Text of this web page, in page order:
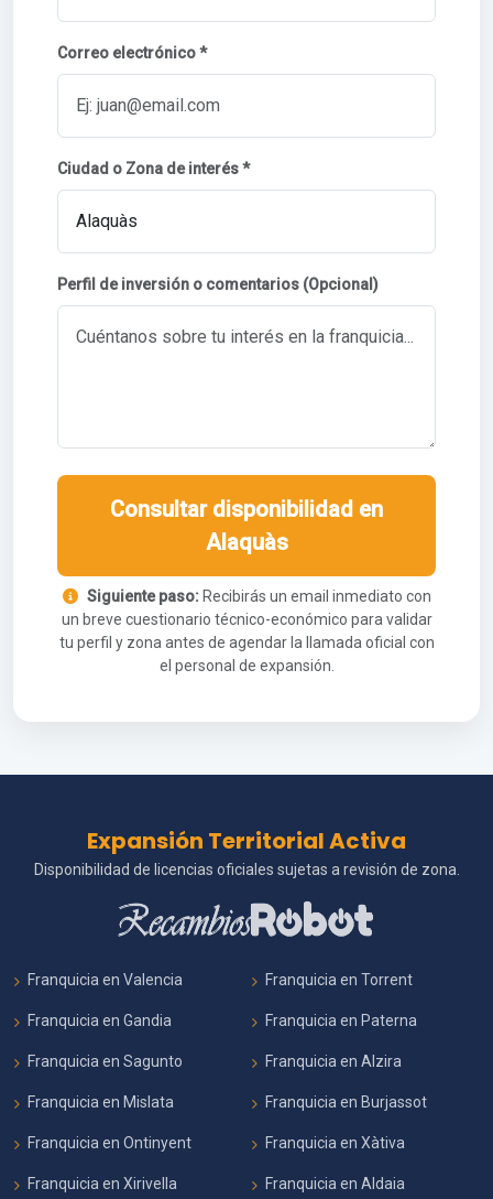
Correo electrónico *
Ciudad o Zona de interés *
Perfil de inversión o comentarios (Opcional)
Consultar disponibilidad en
Alaquàs
Siguiente paso:Recibirás un email inmediato con
un breve cuestionario técnico-económico para validar
tu perfil y zona antes de agendar la llamada oficial con
el personal de expansión.
Expansión Territorial Activa
Disponibilidad de licencias oficiales sujetas a revisión de zona.
Franquicia en Valencia Franquicia en Torrent
Franquicia en Gandia Franquicia en Paterna
Franquicia en Sagunto Franquicia en Alzira
Franquicia en Mislata Franquicia en Burjassot
Franquicia en Ontinyent Franquicia en Xàtiva
Franquicia en Xirivella Franquicia en Aldaia